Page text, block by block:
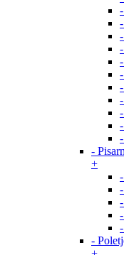
-
+
-